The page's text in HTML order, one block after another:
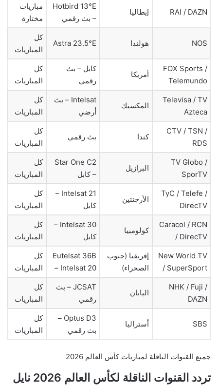
RAI / DAZN إيطاليا
Hotbird 13°E
– بث رقمي
مباريات
مختارة
NOS هولندا Astra 23.5°E
كل
المباريات
FOX Sports /
Telemundo
أمريكا
كابل – بث
رقمي
كل
المباريات
Televisa / TV
Azteca
المكسيك
Intelsat – بث
أرضي
كل
المباريات
CTV / TSN /
RDS
كندا بث رقمي
كل
المباريات
TV Globo /
SporTV
البرازيل
Star One C2
– كابل
كل
المباريات
TyC / Telefe /
DirecTV
الأرجنتين
Intelsat 21 –
كابل
كل
المباريات
Caracol / RCN
/ DirecTV
كولومبيا
Intelsat 30 –
كابل
كل
المباريات
New World TV
/ SuperSport
إفريقيا (جنوب
الصحراء)
Eutelsat 36B
– Intelsat 20
كل
المباريات
NHK / Fuji /
DAZN
اليابان
JCSAT – بث
رقمي
كل
المباريات
SBS أستراليا
Optus D3 –
بث رقمي
كل
المباريات
جميع القنوات الناقلة لمباريات كأس العالم 2026
تردد القنوات الناقلة لكأس العالم 2026 نايل